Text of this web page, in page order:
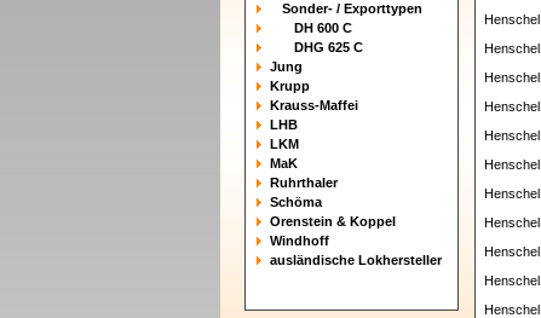
Sonder- / Exporttypen
DH 600 C
DHG 625 C
Jung
Krupp
Krauss-Maffei
LHB
LKM
MaK
Ruhrthaler
Schöma
Orenstein & Koppel
Windhoff
ausländische Lokhersteller
Henschel
Henschel
Henschel
Henschel
Henschel
Henschel
Henschel
Henschel
Henschel
Henschel
Henschel